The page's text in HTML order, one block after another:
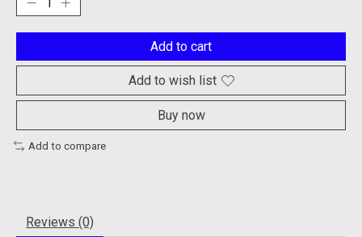
Add to cart
Add to wish list
Buy now
Add to compare
Reviews (0)